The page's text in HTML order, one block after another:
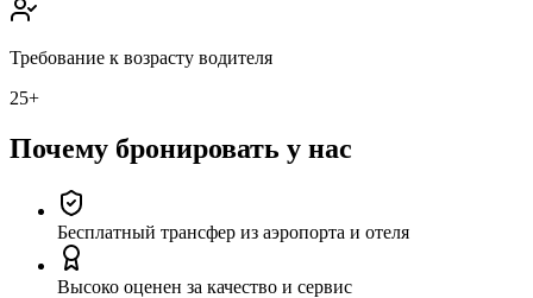
Требование к возрасту водителя
25+
Почему бронировать у нас
Бесплатный трансфер из аэропорта и отеля
Высоко оценен за качество и сервис